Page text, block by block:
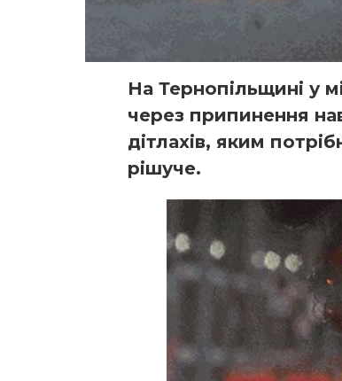
На Тернопільщині у
через припинення
дітлахів, яким
рішуче.